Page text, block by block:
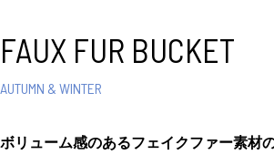
FAUX FUR BUCKET
AUTUMN & WINTER
ボリューム感のあるフェイクファー素材